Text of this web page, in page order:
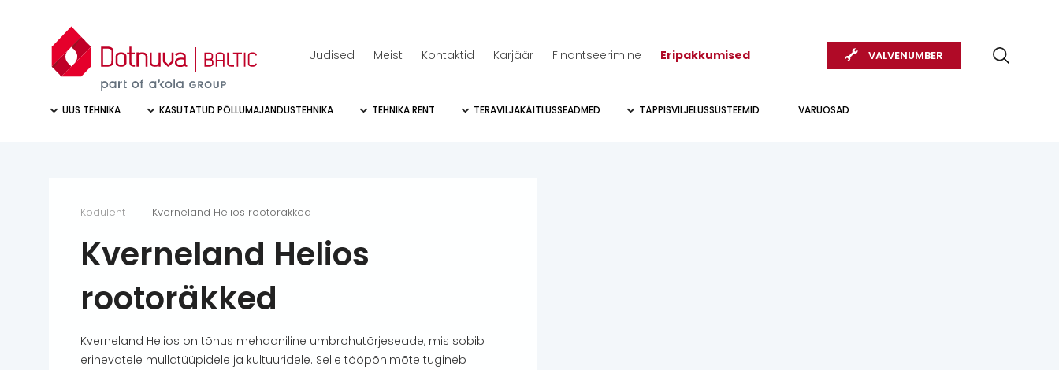
Uudised Meist Kontaktid Karjäär Finantseerimine Eripakkumised VALVENUMBER
UUS TEHNIKA KASUTATUD PÕLLUMAJANDUSTEHNIKA TEHNIKA RENT TERAVILJAKÄITLUSSEADMED TÄPPISVILJELUSSÜSTEEMID VARUOSAD
Koduleht Kverneland Helios rootoräkked
Kverneland Helios
rootoräkked
Kverneland Helios on tõhus mehaaniline umbrohutõrjeseade, mis sobib
erinevatele mullatüüpidele ja kultuuridele. Selle tööpõhimõte tugineb